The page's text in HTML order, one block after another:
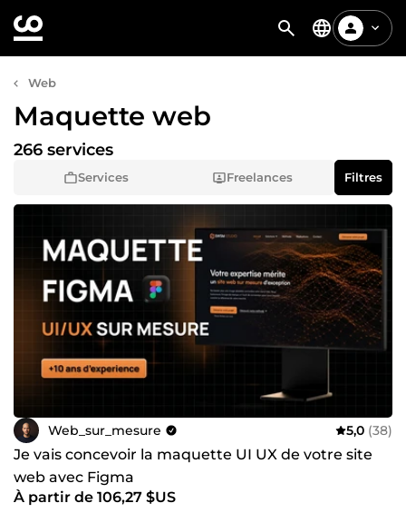
Web
Maquette web
Services Freelances
266 services
Filtres
Web_sur_mesure 5,0 (38)
Je vais concevoir la maquette UI UX de votre site
web avec Figma
À partir de 106,27 $US